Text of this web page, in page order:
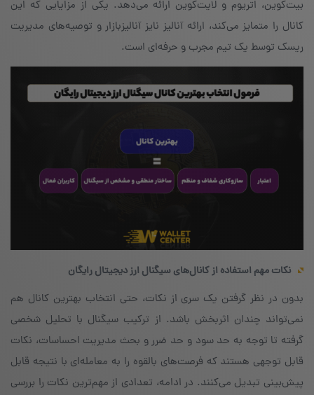
بیت‌کوین، اتریوم و لایت‌کوین ارائه می‌دهد. یکی از مزایایی که این
کانال را متمایز می‌کند، ارائه آنالیز نایز آنالیزبازار و توصیه‌های مدیریت
ریسک توسط یک تیم مجرب و حرفه‌ای است.
نکات مهم استفاده از کانال‌های سیگنال ارز دیجیتال رایگان
بدون در نظر گرفتن یک سری از نکات، حتی انتخاب بهترین کانال هم
نمی‌تواند چندان اثربخش باشد. از ترکیب سیگنال با تحلیل شخصی
گرفته تا توجه به حد سود و حد ضرر و بحث مدیریت احساسات، نکات
قابل توجهی هستند که فرصت‌های بالقوه را به معامله‌ای با نتیجه قابل
پیش‌بینی تبدیل می‌کنند. در ادامه، تعدادی از مهم‌ترین نکات را بررسی